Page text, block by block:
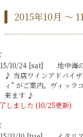
2015年10月 ～
10/24 [sat] 地中海の
♪ 当店ワインアドバイ
ィ" がご案内。ヴィッラ
来ます ♪
しました (10/25更新)